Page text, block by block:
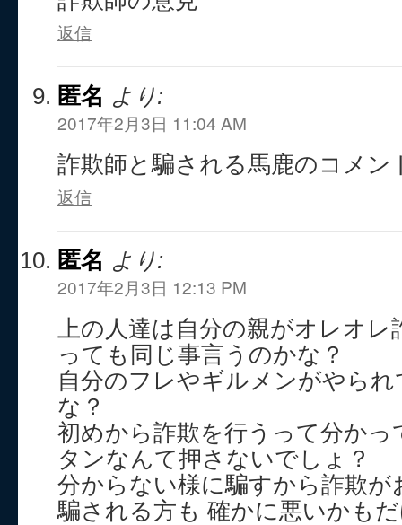
返信
匿名 より:
2017年2月3日 11:04 AM
詐欺師と騙される馬鹿のコメン
返信
匿名 より:
2017年2月3日 12:13 PM
上の人達は自分の親がオレオ
っても同じ事言うのかな？
自分のフレやギルメンがやら
な？
初めから詐欺を行うって分かっ
タンなんて押さないでしょ？
分からない様に騙すから詐欺が
騙される方も 確かに悪いかも